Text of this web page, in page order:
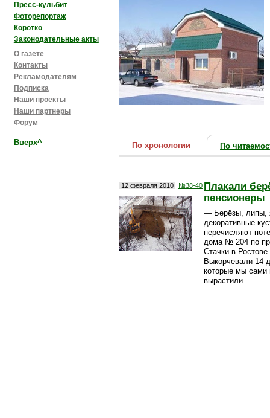
По хронологии По
12 февраля 2010 №38-40 Плакали
пенсионеры
— Берёзы, липы,
декоративные
перечисляют
дома № 204 по
Стачки в
Выкорчевали 14
которые мы сами
вырастили.
Пресс-кульбит
Фоторепортаж
Коротко
Законодательные акты
О газете
Контакты
Рекламодателям
Подписка
Наши проекты
Наши партнеры
Форум
Вверх^